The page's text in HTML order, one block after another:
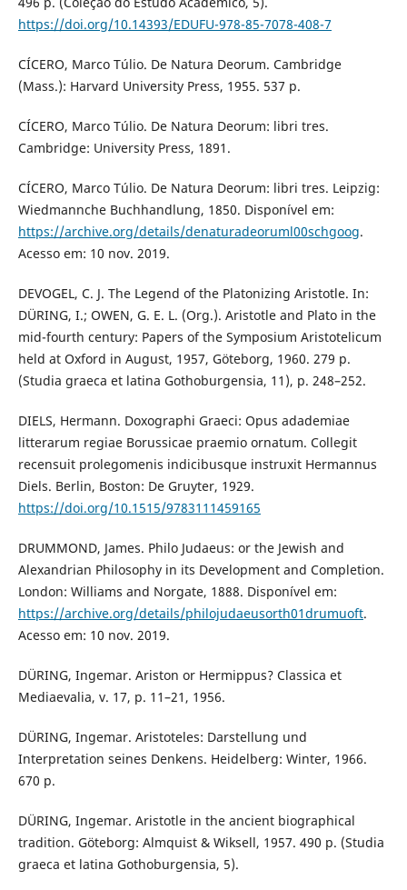
https://doi.org/10.14393/EDUFU-978-85-7078-408-7
CÍCERO, Marco Túlio. De Natura Deorum. Cambridge
(Mass.): Harvard University Press, 1955. 537 p.
CÍCERO, Marco Túlio. De Natura Deorum: libri tres.
Cambridge: University Press, 1891.
CÍCERO, Marco Túlio. De Natura Deorum: libri tres. Leipzig:
Wiedmannche Buchhandlung, 1850. Disponível em:
https://archive.org/details/denaturadeoruml00schgoog.
Acesso em: 10 nov. 2019.
DEVOGEL, C. J. The Legend of the Platonizing Aristotle. In:
DÜRING, I.; OWEN, G. E. L. (Org.). Aristotle and Plato in the
mid-fourth century: Papers of the Symposium Aristotelicum
held at Oxford in August, 1957, Göteborg, 1960. 279 p.
(Studia graeca et latina Gothoburgensia, 11), p. 248–252.
DIELS, Hermann. Doxographi Graeci: Opus adademiae
litterarum regiae Borussicae praemio ornatum. Collegit
recensuit prolegomenis indicibusque instruxit Hermannus
Diels. Berlin, Boston: De Gruyter, 1929.
https://doi.org/10.1515/9783111459165
DRUMMOND, James. Philo Judaeus: or the Jewish and
Alexandrian Philosophy in its Development and Completion.
London: Williams and Norgate, 1888. Disponível em:
https://archive.org/details/philojudaeusorth01drumuoft.
Acesso em: 10 nov. 2019.
DÜRING, Ingemar. Ariston or Hermippus? Classica et
Mediaevalia, v. 17, p. 11–21, 1956.
DÜRING, Ingemar. Aristoteles: Darstellung und
Interpretation seines Denkens. Heidelberg: Winter, 1966.
670 p.
DÜRING, Ingemar. Aristotle in the ancient biographical
tradition. Göteborg: Almquist & Wiksell, 1957. 490 p. (Studia
graeca et latina Gothoburgensia, 5).